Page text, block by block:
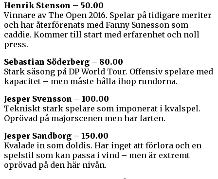
Henrik Stenson – 50.00
Vinnare av The Open 2016. Spelar på tidigare meriter
och har återförenats med Fanny Sunesson som
caddie. Kommer till start med erfarenhet och noll
press.
Sebastian Söderberg – 80.00
Stark säsong på DP World Tour. Offensiv spelare med
kapacitet – men måste hålla ihop rundorna.
Jesper Svensson – 100.00
Tekniskt stark spelare som imponerat i kvalspel.
Oprövad på majorscenen men har farten.
Jesper Sandborg – 150.00
Kvalade in som doldis. Har inget att förlora och en
spelstil som kan passa i vind – men är extremt
oprövad på den här nivån.